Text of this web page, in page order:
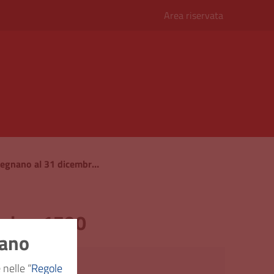
“Regole
Area riservata
Stato attivo e passivo della Comunità di Legnano al 31 dicembre 1790
1790
- Finanze